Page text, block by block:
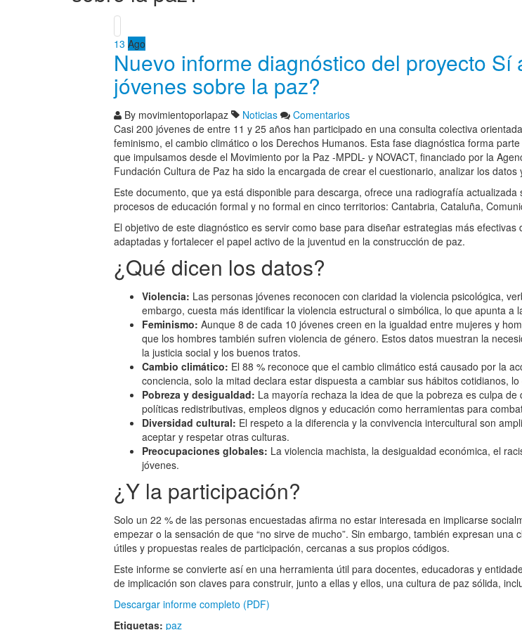
13 Ago
Nuevo informe diagnóstico del proyecto
jóvenes sobre la paz?
By movimientoporlapaz Noticias
Comentarios
Casi 200 jóvenes de entre 11 y 25 años han participado en una consulta colectiva
feminismo, el cambio climático o los Derechos Humanos. Esta fase diagnóstica forma
que impulsamos desde el Movimiento por la Paz -MPDL- y NOVACT, financiado por la
Fundación Cultura de Paz ha sido la encargada de crear el cuestionario, analizar los datos
Este documento, que ya está disponible para descarga, ofrece una radiografía
procesos de educación formal y no formal en cinco territorios: Cantabria, Cataluña,
El objetivo de este diagnóstico es servir como base para diseñar estrategias más
adaptadas y fortalecer el papel activo de la juventud en la construcción de paz.
¿Qué dicen los datos?
Violencia: Las personas jóvenes reconocen con claridad la violencia psicológica,
embargo, cuesta más identificar la violencia estructural o simbólica, lo que apunta
Feminismo: Aunque 8 de cada 10 jóvenes creen en la igualdad entre mujeres y
que los hombres también sufren violencia de género. Estos datos muestran la
la justicia social y los buenos tratos.
Cambio climático: El 88 % reconoce que el cambio climático está causado por la
conciencia, solo la mitad declara estar dispuesta a cambiar sus hábitos cotidianos,
Pobreza y desigualdad: La mayoría rechaza la idea de que la pobreza es culpa
políticas redistributivas, empleos dignos y educación como herramientas para
Diversidad cultural: El respeto a la diferencia y la convivencia intercultural son
aceptar y respetar otras culturas.
Preocupaciones globales: La violencia machista, la desigualdad económica, el
jóvenes.
¿Y la participación?
Solo un 22 % de las personas encuestadas afirma no estar interesada en implicarse
empezar o la sensación de que “no sirve de mucho”. Sin embargo, también expresan
útiles y propuestas reales de participación, cercanas a sus propios códigos.
Este informe se convierte así en una herramienta útil para docentes, educadoras y
de implicación son claves para construir, junto a ellas y ellos, una cultura de paz sólida,
Descargar informe completo (PDF)
Etiquetas: paz